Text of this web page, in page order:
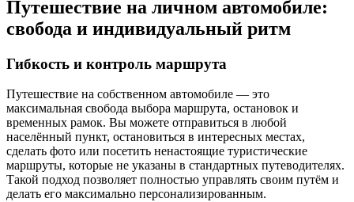
Путешествие на личном автомобиле:
свобода и индивидуальный ритм
Гибкость и контроль маршрута
Путешествие на собственном автомобиле — это
максимальная свобода выбора маршрута, остановок и
временных рамок. Вы можете отправиться в любой
населённый пункт, остановиться в интересных местах,
сделать фото или посетить ненастоящие туристические
маршруты, которые не указаны в стандартных путеводителях.
Такой подход позволяет полностью управлять своим путём и
делать его максимально персонализированным.